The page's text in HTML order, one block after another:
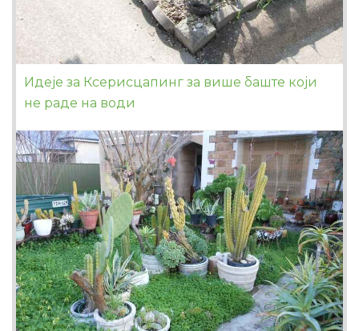
Идеје за Ксерисцапинг за више баште који
не раде на води